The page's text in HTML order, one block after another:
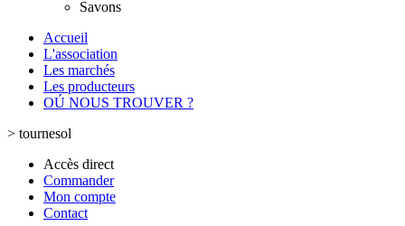
Savons
Accueil
L'association
Les marchés
Les producteurs
OÚ NOUS TROUVER ?
> tournesol
Accès direct
Commander
Mon compte
Contact